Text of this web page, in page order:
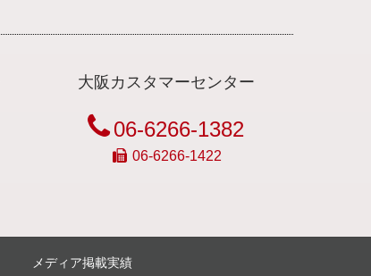
大阪カスタマーセンター
06-6266-1382
06-6266-1422
メディア掲載実績